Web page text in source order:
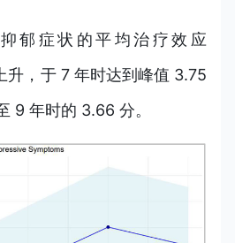
郁症状的平均治疗效应
升，于 7 年时达到峰值 3.75
9 年时的 3.66 分。